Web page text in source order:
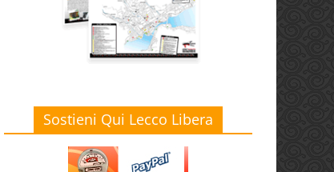
Sostieni Qui Lecco Libera